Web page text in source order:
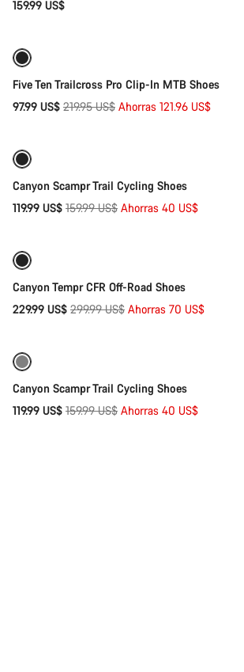
159.99 US$
Five Ten Trailcross Pro Clip-In MTB Shoes
97.99 US$ Precio
219.95 US$ Ahorras 121.96 US$
Selección rápida
Canyon Scampr Trail Cycling Shoes
119.99 US$ Precio
159.99 US$ Ahorras 40 US$
Selección rápida
Canyon Tempr CFR Off-Road Shoes
229.99 US$ Precio
299.99 US$ Ahorras 70 US$
Selección rápida
Canyon Scampr Trail Cycling Shoes
119.99 US$ Precio
159.99 US$ Ahorras 40 US$
preguntas.